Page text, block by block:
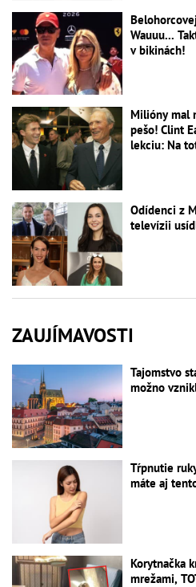
Wauuu...
v bikinách!
Milióny mal
pešo! Clint
lekciu: Na
Odídenci z
televízii
ZAUJÍMAVOSTI
Tajomstvo
možno
Tŕpnutie
máte aj
Korytnačka
mrežami,